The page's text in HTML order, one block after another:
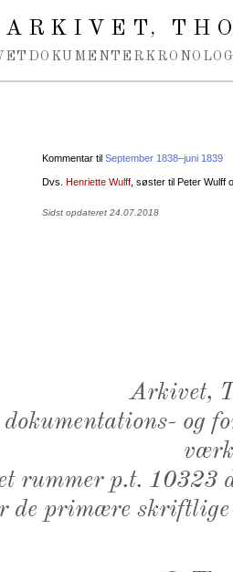
ARKIVET,
DOKUMENTER
Kommentar til September 1838–juni 1839
Dvs. Henriette Wulff , søster til Peter Wulff
Sidst opdateret 24.07.2018
Arkivet,
dokumentations- og
rummer p.t. 10323
de primære